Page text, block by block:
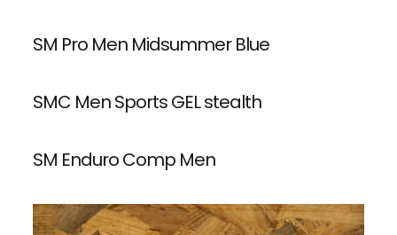
SM Pro Men Midsummer Blue
SMC Men Sports GEL stealth
SM Enduro Comp Men